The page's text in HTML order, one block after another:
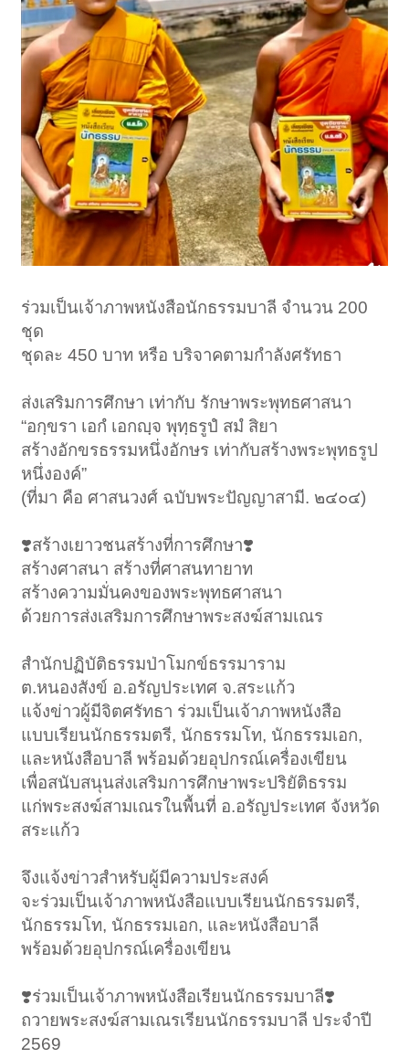
ร่วมเป็นเจ้าภาพหนังสือนักธรรมบาลี จำนวน 200
ชุด
ชุดละ 450 บาท หรือ บริจาคตามกำลังศรัทธา
ส่งเสริมการศึกษา เท่ากับ รักษาพระพุทธศาสนา
“อกฺขรา เอกํ เอกญฺจ พุทฺธรูปํ สมํ สิยา
สร้างอักขรธรรมหนึ่งอักษร เท่ากับสร้างพระพุทธรูป
หนึ่งองค์”
(ที่มา คือ ศาสนวงศ์ ฉบับพระปัญญาสามี. ๒๔๐๔)
❣️สร้างเยาวชนสร้างที่การศึกษา❣️
สร้างศาสนา สร้างที่ศาสนทายาท
สร้างความมั่นคงของพระพุทธศาสนา
ด้วยการส่งเสริมการศึกษาพระสงฆ์สามเณร
สำนักปฏิบัติธรรมป่าโมกข์ธรรมาราม
ต.หนองสังข์ อ.อรัญประเทศ จ.สระแก้ว
แจ้งข่าวผู้มีจิตศรัทธา ร่วมเป็นเจ้าภาพหนังสือ
แบบเรียนนักธรรมตรี, นักธรรมโท, นักธรรมเอก,
และหนังสือบาลี พร้อมด้วยอุปกรณ์เครื่องเขียน
เพื่อสนับสนุนส่งเสริมการศึกษาพระปริยัติธรรม
แก่พระสงฆ์สามเณรในพื้นที่ อ.อรัญประเทศ จังหวัด
สระแก้ว
จึงแจ้งข่าวสำหรับผู้มีความประสงค์
จะร่วมเป็นเจ้าภาพหนังสือแบบเรียนนักธรรมตรี,
นักธรรมโท, นักธรรมเอก, และหนังสือบาลี
พร้อมด้วยอุปกรณ์เครื่องเขียน
❣️ร่วมเป็นเจ้าภาพหนังสือเรียนนักธรรมบาลี❣️
ถวายพระสงฆ์สามเณรเรียนนักธรรมบาลี ประจำปี
2569